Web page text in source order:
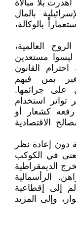
بلا مبالاة
بالمال
بالوكالة،
العالمية،
ليسوا مستعدين
القانون
بمن فيهم
على جرائمها.
استخدام
رفعه كشعار أو
الاقتصادية
دون إعادة نظر
في الكوكب
الديمقراطية
الرأسمالية
إلى إقطاعية
وإلى المزيد